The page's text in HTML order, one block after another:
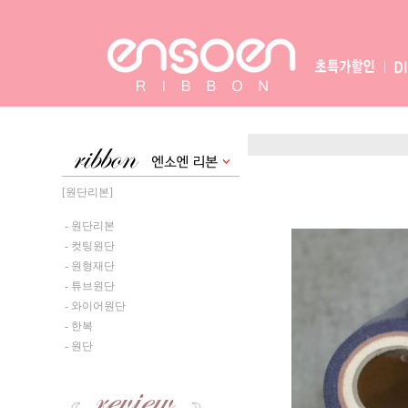
[원단리본]
- 원단리본
- 컷팅원단
- 원형재단
- 튜브원단
- 와이어원단
- 한복
- 원단